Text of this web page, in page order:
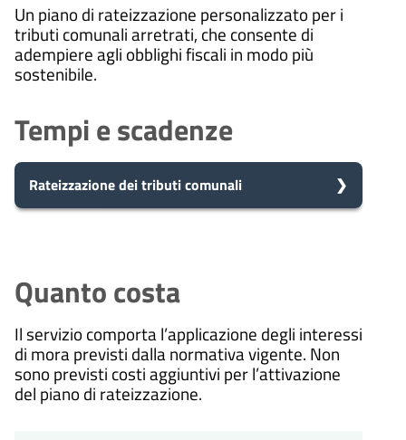
Un piano di rateizzazione personalizzato per i
tributi comunali arretrati, che consente di
adempiere agli obblighi fiscali in modo più
sostenibile.
Tempi e scadenze
Rateizzazione dei tributi comunali
procedimento e prenderà in carico
la tua domanda in 5 giorni.
10
giorni
Eventuale richiesta di
integrazioni
Quanto costa
Il servizio comporta l’applicazione degli interessi
di mora previsti dalla normativa vigente. Non
sono previsti costi aggiuntivi per l’attivazione
del piano di rateizzazione.